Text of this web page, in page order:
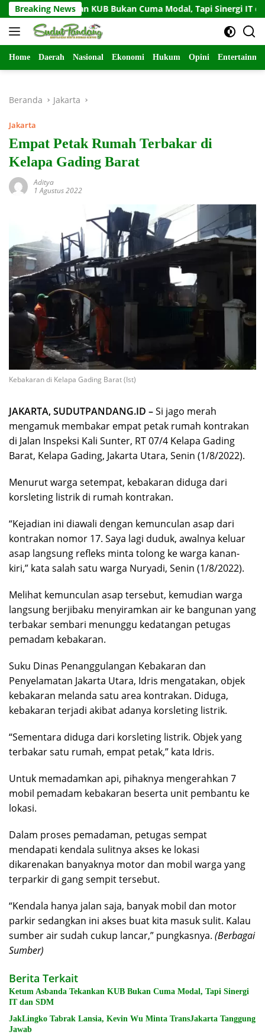
Langsung
ke
konten
Breaking News
KUB Bukan Cuma Modal, Tapi Sinergi IT dan SDM
Home Daerah Nasional Ekonomi Hukum Opini
Beranda Jakarta
Jakarta
Empat Petak Rumah Terbakar di
Kelapa Gading Barat
Aditya
1 Agustus 2022
Kebakaran di Kelapa Gading Barat (Ist)
JAKARTA, SUDUTPANDANG.ID –Si jago merah
mengamuk membakar empat petak rumah kontrakan
di Jalan Inspeksi Kali Sunter, RT 07/4 Kelapa Gading
Barat, Kelapa Gading, Jakarta Utara, Senin (1/8/2022).
Menurut warga setempat, kebakaran diduga dari
korsleting listrik di rumah kontrakan.
“Kejadian ini diawali dengan kemunculan asap dari
kontrakan nomor 17. Saya lagi duduk, awalnya keluar
asap langsung refleks minta tolong ke warga kanan-
kiri,” kata salah satu warga Nuryadi, Senin (1/8/2022).
Melihat kemunculan asap tersebut, kemudian warga
langsung berjibaku menyiramkan air ke bangunan yang
terbakar sembari menunggu kedatangan petugas
pemadam kebakaran.
Suku Dinas Penanggulangan Kebakaran dan
Penyelamatan Jakarta Utara, Idris mengatakan, objek
kebakaran melanda satu area kontrakan. Diduga,
kebakaran terjadi akibat adanya korsleting listrik.
“Sementara diduga dari korsleting listrik. Objek yang
terbakar satu rumah, empat petak,” kata Idris.
Untuk memadamkan api, pihaknya mengerahkan 7
mobil pemadam kebakaran beserta unit pembantu ke
lokasi.
Dalam proses pemadaman, petugas sempat
mendapati kendala sulitnya akses ke lokasi
dikarenakan banyaknya motor dan mobil warga yang
terparkir di gang sempit tersebut.
“Kendala hanya jalan saja, banyak mobil dan motor
parkir sedangkan ini akses buat kita masuk sulit. Kalau
sumber air sudah cukup lancar,” pungkasnya. (Berbagai
Sumber)
Berita Terkait
Ketum Asbanda Tekankan KUB Bukan Cuma Modal, Tapi Sinergi
IT dan SDM
JakLingko Tabrak Lansia, Kevin Wu Minta TransJakarta Tanggung
Jawab